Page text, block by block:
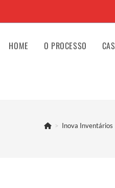
HOME O PROCESSO
> Inova Inventários